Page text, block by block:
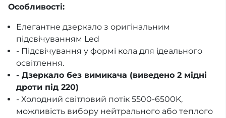
Особливості:
Елегантне дзеркало з оригінальним
підсвічуванням Led
- Підсвічування у формі кола для ідеального
освітлення.
- Дзеркало без вимикача (виведено 2 мідні
дроти під 220)
- Холодний світловий потік 5500-6500K,
можливість вибору нейтрального або теплого